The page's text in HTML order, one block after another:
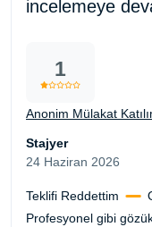
incelemeye
1
Anonim Mülakat
Stajyer
24 Haziran 2026
Teklifi Reddettim
Profesyonel gibi